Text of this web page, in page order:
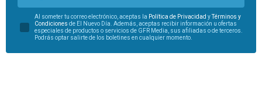
Al someter tu correo electrónico, aceptas la Política de Privacidad yTérminos y
Condiciones de El Nuevo Día. Además, aceptas recibir información u ofertas
especiales de productos o servicios de GFR Media, sus afiliadas o de terceros.
Podrás optar salirte de los boletines en cualquier momento.